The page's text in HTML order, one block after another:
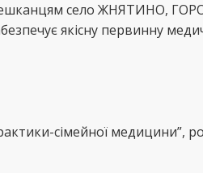
село ЖНЯТИНО,
якісну первинну
сімейної